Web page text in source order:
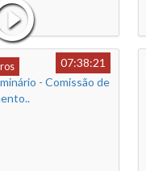
07:38:21
- Comissão de